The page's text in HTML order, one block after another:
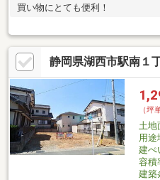
買い物にとても便利！
静岡県湖西市駅南１
（坪
土地
用途
建ぺ
容積
建築